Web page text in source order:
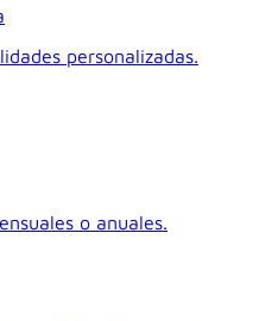
personalizadas.
o anuales.